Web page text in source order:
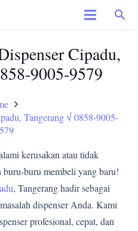
search
Cipadu,
9005-9579
Tangerang √ 0858-9005-
kerusakan atau tidak
buru-buru membeli yang baru!
, Tangerang hadir sebagai
dispenser Anda. Kami
profesional, cepat, dan